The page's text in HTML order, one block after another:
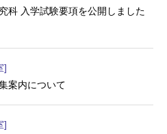
科 入学試験要項を公開しました
]
案内について
]